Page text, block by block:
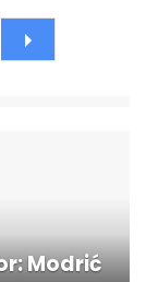
Modrić